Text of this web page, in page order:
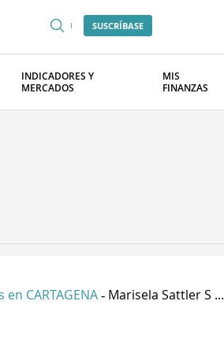
SUSCRÍBASE
INDICADORES Y
MERCADOS
MIS
FINANZAS
en CARTAGENA - Marisela Sattler S ...